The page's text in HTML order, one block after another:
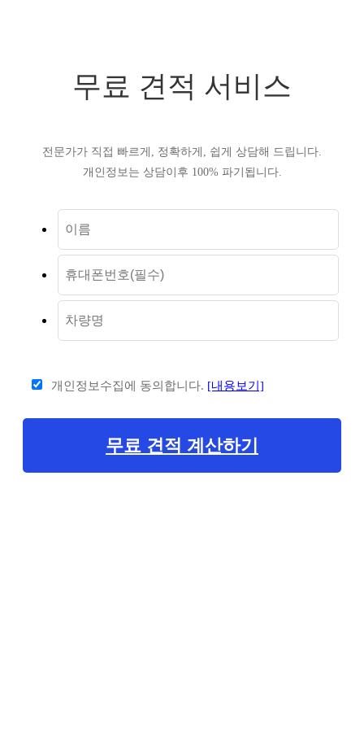
무료 견적 서비스
전문가가 직접 빠르게, 정확하게, 쉽게 상담해 드립니다.
개인정보는 상담이후 100% 파기됩니다.
개인정보수집에 동의합니다. [내용보기]
무료 견적 계산하기